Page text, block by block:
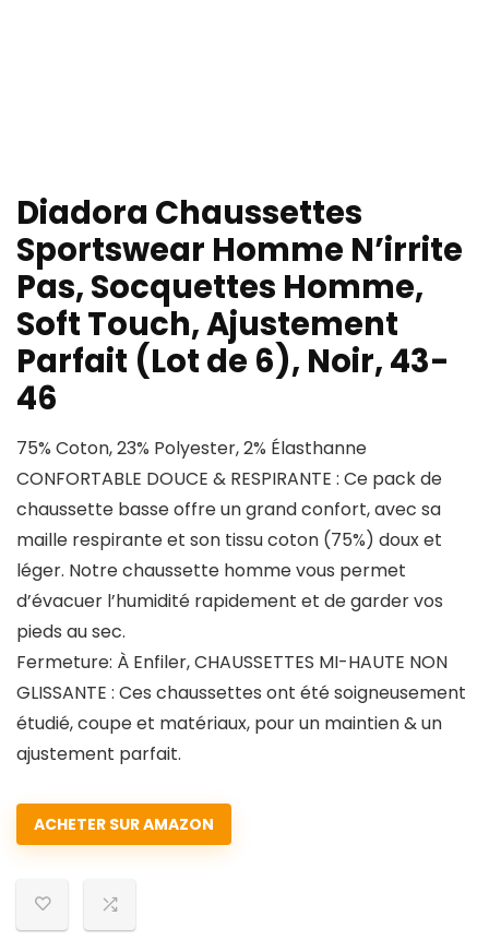
Diadora Chaussettes
Sportswear Homme N’irrite
Pas, Socquettes Homme,
Soft Touch, Ajustement
Parfait (Lot de 6), Noir, 43-
46
75% Coton, 23% Polyester, 2% Élasthanne
CONFORTABLE DOUCE & RESPIRANTE : Ce pack de
chaussette basse offre un grand confort, avec sa
maille respirante et son tissu coton (75%) doux et
léger. Notre chaussette homme vous permet
d’évacuer l’humidité rapidement et de garder vos
pieds au sec.
Fermeture: À Enfiler, CHAUSSETTES MI-HAUTE NON
GLISSANTE : Ces chaussettes ont été soigneusement
étudié, coupe et matériaux, pour un maintien & un
ajustement parfait.
ACHETER SUR AMAZON